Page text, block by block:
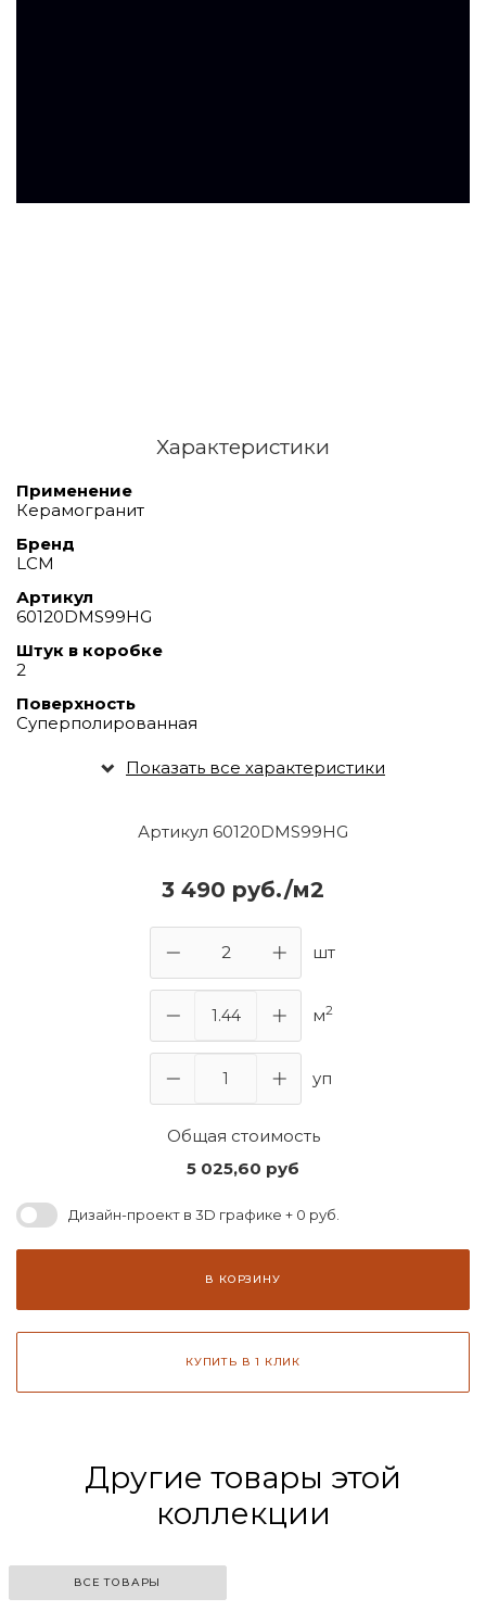
Артикул 60120DMS99HG
3 490 руб./м2
шт
м2
уп
Общая стоимость
5 025,60 руб
Дизайн-проект в 3D графике + 0 руб.
В КОРЗИНУ
КУПИТЬ В 1 КЛИК
Характеристики
Применение
Керамогранит
Бренд
LCM
Артикул
60120DMS99HG
Штук в коробке
2
Поверхность
Суперполированная
Показать все характеристики
Другие товары этой
коллекции
ВСЕ ТОВАРЫ